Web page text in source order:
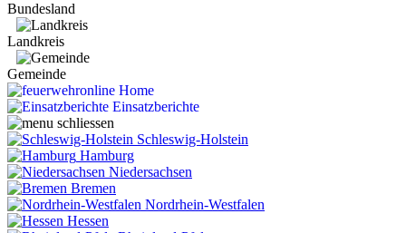
Bundesland
Landkreis
Gemeinde
Home
Einsatzberichte
Schleswig-Holstein
Hamburg
Niedersachsen
Bremen
Nordrhein-Westfalen
Hessen